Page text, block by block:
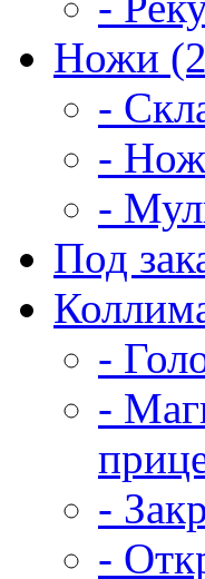
Ножи
-
-
-
Под
-
-
-
-